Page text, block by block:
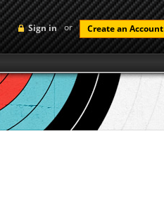
Sign in or Create an Account